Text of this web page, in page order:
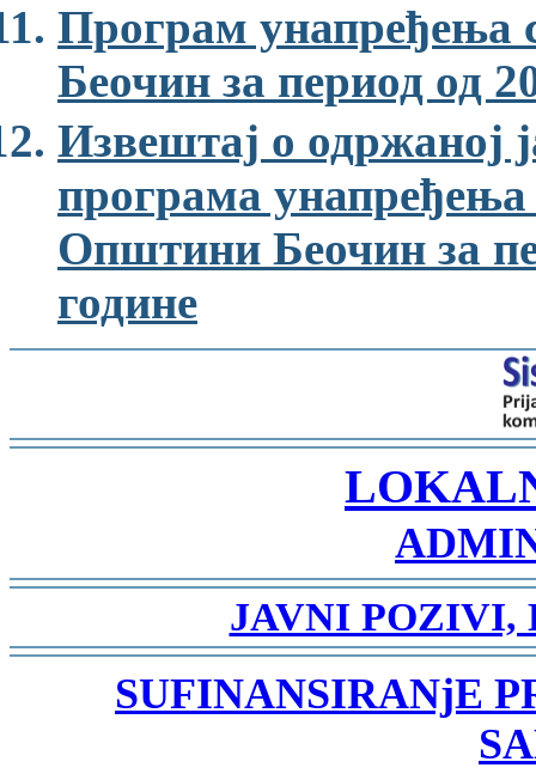
Програм унапређења
Беочин за период од
Извештај о одржаној
програма унапређења
Општини Беочин за
године
-
-
JAVNI POZIVI,
-
SUFINANSIRANjE